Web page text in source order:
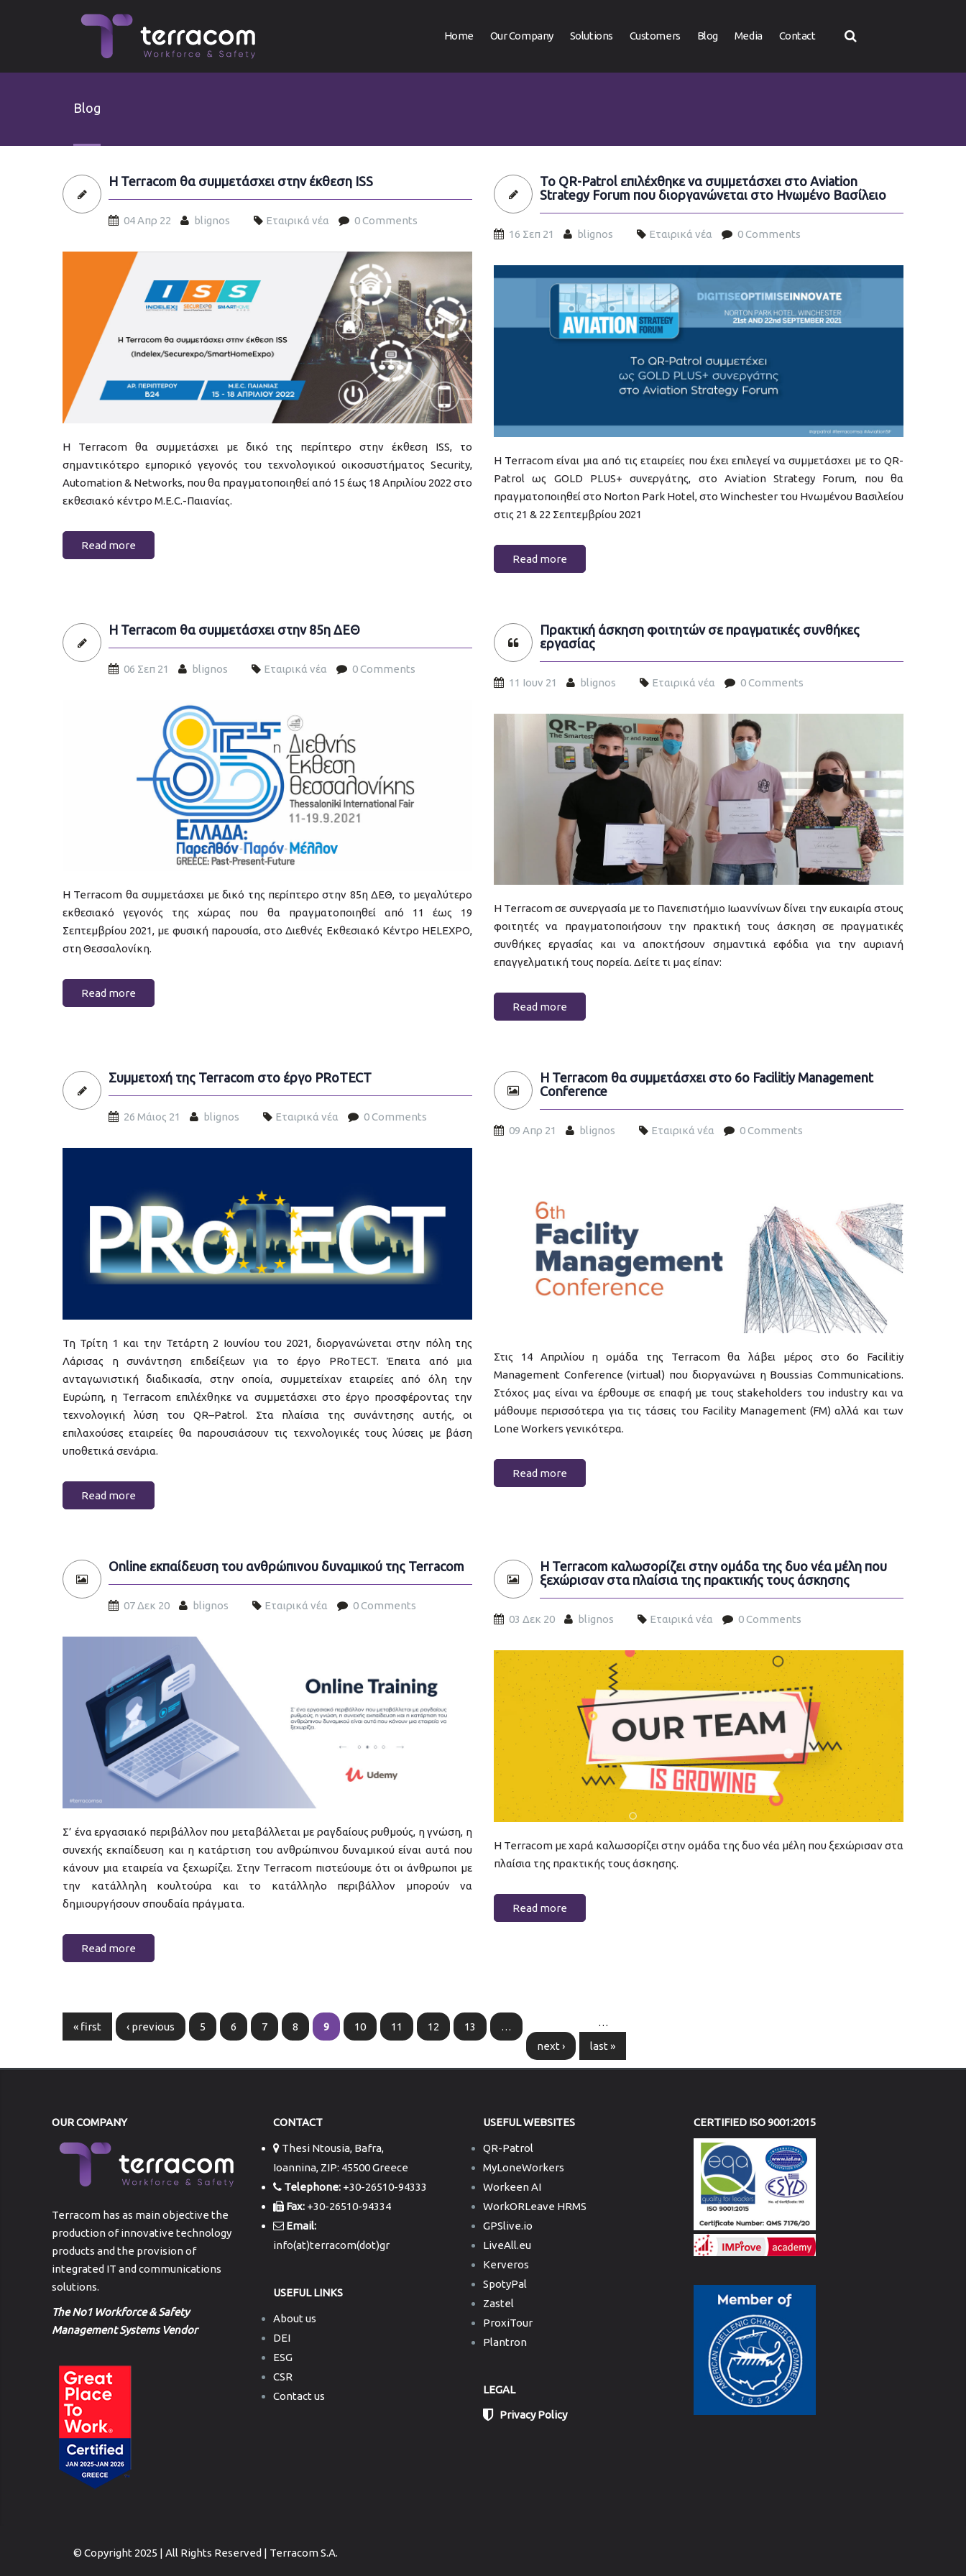
Home Our Company Solutions Customers Blog Media Contact
Blog
Η Terracom θα συμμετάσχει στην έκθεση ISS
04 Απρ 22 blignos Εταιρικά νέα 0 Comments
securexpo2022-terra-banner.jpg
Η Terracom θα συμμετάσχει με δικό της περίπτερο στην έκθεση ISS, το
σημαντικότερο εμπορικό γεγονός του τεχνολογικού οικοσυστήματος Security,
Automation & Networks, που θα πραγματοποιηθεί από 15 έως 18 Απριλίου 2022 στο
εκθεσιακό κέντρο M.E.C.-Παιανίας.
Read more
Το QR-Patrol επιλέχθηκε να συμμετάσχει στο Aviation
Strategy Forum που διοργανώνεται στο Ηνωμένο Βασίλειο
16 Σεπ 21 blignos Εταιρικά νέα 0 Comments
aviation-forum-2021-el.jpg
Η Terracom είναι μια από τις εταιρείες που έχει επιλεγεί να συμμετάσχει με το QR-
Patrol ως GOLD PLUS+ συνεργάτης, στο Aviation Strategy Forum, που θα
πραγματοποιηθεί στο Norton Park Hotel, στο Winchester του Ηνωμένου Βασιλείου
στις 21 & 22 Σεπτεμβρίου 2021
Read more
Η Terracom θα συμμετάσχει στην 85η ΔΕΘ
06 Σεπ 21 blignos Εταιρικά νέα 0 Comments
deth2021-slide.jpg
Η Terracom θα συμμετάσχει με δικό της περίπτερο στην 85η ΔΕΘ, το μεγαλύτερο
εκθεσιακό γεγονός της χώρας που θα πραγματοποιηθεί από 11 έως 19
Σεπτεμβρίου 2021, με φυσική παρουσία, στο Διεθνές Εκθεσιακό Κέντρο HELEXPO,
στη Θεσσαλονίκη.
Read more
Πρακτική άσκηση φοιτητών σε πραγματικές συνθήκες
εργασίας
11 Ιουν 21 blignos Εταιρικά νέα 0 Comments
praktiki-askisi-110621-01.jpg praktiki-askisi-110621-02.jpg
H Terracom σε συνεργασία με το Πανεπιστήμιο Ιωαννίνων δίνει την ευκαιρία στους
φοιτητές να πραγματοποιήσουν την πρακτική τους άσκηση σε πραγματικές
συνθήκες εργασίας και να αποκτήσουν σημαντικά εφόδια για την αυριανή
επαγγελματική τους πορεία. Δείτε τι μας είπαν:
Read more
Συμμετοχή της Terracom στο έργο PRoTECT
26 Μάιος 21 blignos Εταιρικά νέα 0 Comments
Τη Τρίτη 1 και την Τετάρτη 2 Ιουνίου του 2021, διοργανώνεται στην πόλη της
Λάρισας η συνάντηση επιδείξεων για το έργο PRoTECT. Έπειτα από μια
ανταγωνιστική διαδικασία, στην οποία, συμμετείχαν εταιρείες από όλη την
Ευρώπη, η Terracom επιλέχθηκε να συμμετάσχει στο έργο προσφέροντας την
τεχνολογική λύση του QR–Patrol. Στα πλαίσια της συνάντησης αυτής, οι
επιλαχούσες εταιρείες θα παρουσιάσουν τις τεχνολογικές τους λύσεις με βάση
υποθετικά σενάρια.
Read more
Η Terracom θα συμμετάσχει στο 6o Facilitiy Management
Conference
09 Απρ 21 blignos Εταιρικά νέα 0 Comments
Στις 14 Απριλίου η ομάδα της Terracom θα λάβει μέρος στο 6o Facilitiy
Management Conference (virtual) που διοργανώνει η Boussias Communications.
Στόχος μας είναι να έρθουμε σε επαφή με τους stakeholders του industry και να
μάθουμε περισσότερα για τις τάσεις του Facility Management (FM) αλλά και των
Lone Workers γενικότερα.
Read more
Online εκπαίδευση του ανθρώπινου δυναμικού της Terracom
07 Δεκ 20 blignos Εταιρικά νέα 0 Comments
udemy-training-slide-gr.jpg
Σ’ ένα εργασιακό περιβάλλον που μεταβάλλεται με ραγδαίους ρυθμούς, η γνώση, η
συνεχής εκπαίδευση και η κατάρτιση του ανθρώπινου δυναμικού είναι αυτά που
κάνουν μια εταιρεία να ξεχωρίζει. Στην Terracom πιστεύουμε ότι οι άνθρωποι με
την κατάλληλη κουλτούρα και το κατάλληλο περιβάλλον μπορούν να
δημιουργήσουν σπουδαία πράγματα.
Read more
Η Terracom καλωσορίζει στην ομάδα της δυο νέα μέλη που
ξεχώρισαν στα πλαίσια της πρακτικής τους άσκησης
03 Δεκ 20 blignos Εταιρικά νέα 0 Comments
growing-team-slide.jpg
Η Terracom με χαρά καλωσορίζει στην ομάδα της δυο νέα μέλη που ξεχώρισαν στα
πλαίσια της πρακτικής τους άσκησης.
Read more
« first ‹ previous …
5 6 7 8 9 10 11 12 13
…
next ›
last »
OUR COMPANY
Terracom has as main objective the
production of innovative technology
products and the provision of
integrated IT and communications
solutions.
The No1 Workforce & Safety
Management Systems Vendor
CONTACT
Thesi Ntousia, Bafra,
Ioannina, ZIP: 45500 Greece
Telephone:+30-26510-94333
Fax:+30-26510-94334
Email:
info(at)terracom(dot)gr
USEFUL LINKS
About us
DEI
ESG
CSR
Contact us
USEFUL WEBSITES
QR-Patrol
MyLoneWorkers
Workeen AI
WorkORLeave HRMS
GPSlive.io
LiveAll.eu
Kerveros
SpotyPal
Zastel
ProxiTour
Plantron
LEGAL
Privacy Policy
CERTIFIED ISO 9001:2015
© Copyright 2025 | All Rights Reserved | Terracom S.A.